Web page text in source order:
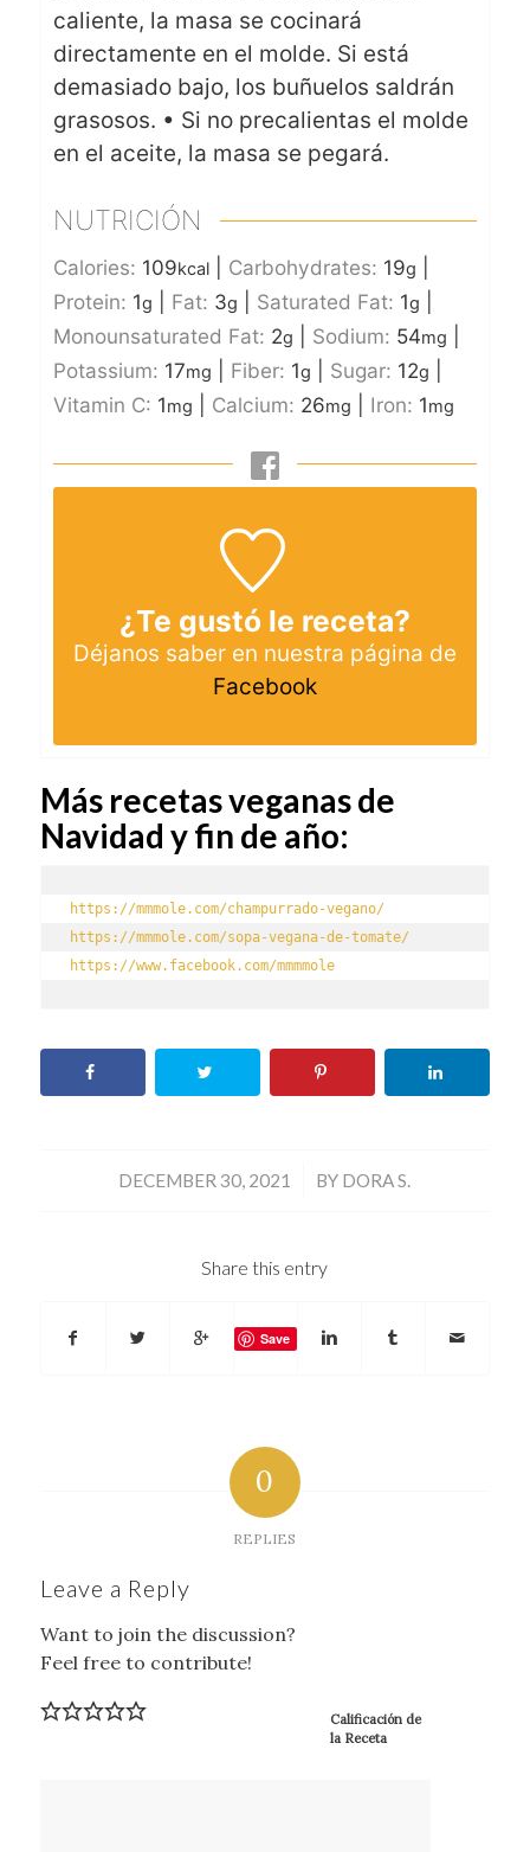
caliente, la masa se cocinará
directamente en el molde. Si está
demasiado bajo, los buñuelos saldrán
grasosos. • Si no precalientas el molde
en el aceite, la masa se pegará.
NUTRICIÓN
Calories: 109kcal| Carbohydrates: 19g
Protein: 1g Fat: 3g Saturated Fat: 1g
Monounsaturated Fat: 2g Sodium: 54mg
Potassium: 17mg Fiber: 1g Sugar: 12g
Vitamin C: 1mg Calcium: 26mg Iron: 1mg
¿Te gustó le receta?
Déjanos saber en nuestra página de
Facebook
Más recetas veganas de
Navidad y fin de año:
https://mmmole.com/champurrado-vegano/
https://mmmole.com/sopa-vegana-de-tomate/
https://www.facebook.com/mmmmole
DECEMBER 30, 2021
/ BY DORA S.
Share this entry
Save
0
REPLIES
Leave a Reply
Want to join the discussion?
Feel free to contribute!
Calificación de
la Receta